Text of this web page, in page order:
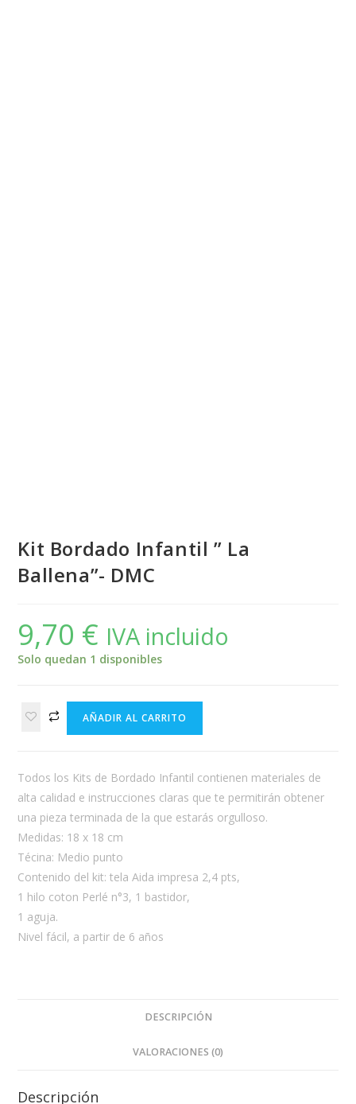
Kit Bordado Infantil ” La
Ballena”- DMC
9,70 € IVA incluido
Solo quedan 1 disponibles
Kit
"
La
Ballena"-
DMC
cantidad
AÑADIR AL CARRITO
Todos los Kits de Bordado Infantil contienen materiales de
alta calidad e instrucciones claras que te permitirán obtener
una pieza terminada de la que estarás orgulloso.
Medidas: 18 x 18 cm
Técina: Medio punto
Contenido del kit: tela Aida impresa 2,4 pts,
1 hilo coton Perlé n°3, 1 bastidor,
1 aguja.
Nivel fácil, a partir de 6 años
DESCRIPCIÓN
VALORACIONES (0)
Descripción